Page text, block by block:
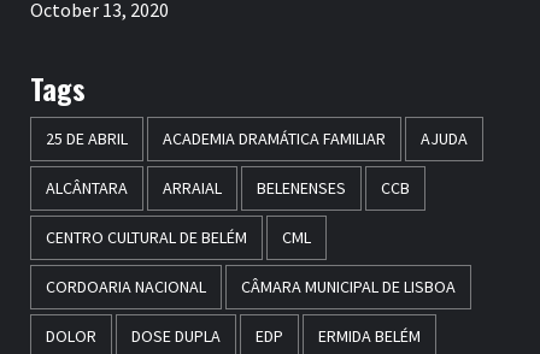
October 13, 2020
Tags
25 DE ABRIL ACADEMIA DRAMÁTICA FAMILIAR AJUDA
ALCÂNTARA ARRAIAL BELENENSES CCB
CENTRO CULTURAL DE BELÉM CML
CORDOARIA NACIONAL CÂMARA MUNICIPAL DE LISBOA
DOLOR DOSE DUPLA EDP ERMIDA BELÉM